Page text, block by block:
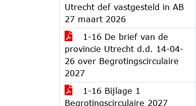
Utrecht def vastgesteld in AB
27 maart 2026
1-16 De brief van de
provincie Utrecht d.d. 14-04-
26 over Begrotingscirculaire
2027
1-16 Bijlage 1
Begrotingscirculaire 2027